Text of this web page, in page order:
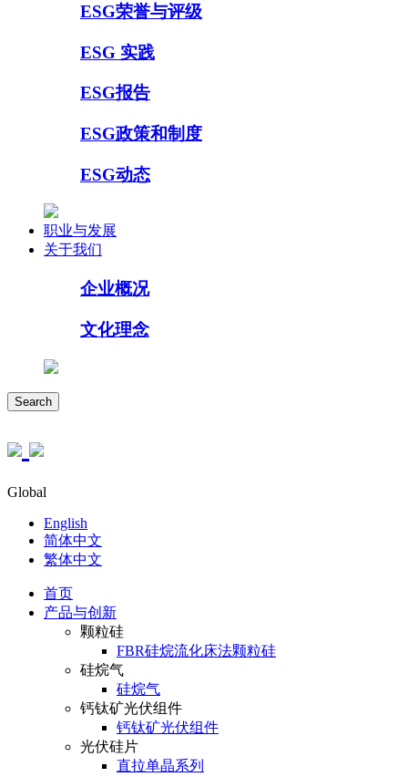
ESG荣誉与评级
ESG 实践
ESG报告
ESG政策和制度
ESG动态
职业与发展
关于我们
企业概况
文化理念
Search
Global
English
简体中文
繁体中文
首页
产品与创新
颗粒硅
FBR硅烷流化床法颗粒硅
硅烷气
硅烷气
钙钛矿光伏组件
钙钛矿光伏组件
光伏硅片
直拉单晶系列